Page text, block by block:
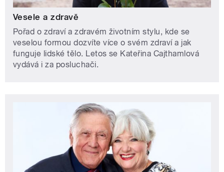
Vesele a zdravě
Pořad o zdraví a zdravém životním stylu, kde se
veselou formou dozvíte více o svém zdraví a jak
funguje lidské tělo. Letos se Kateřina Cajthamlová
vydává i za posluchači.